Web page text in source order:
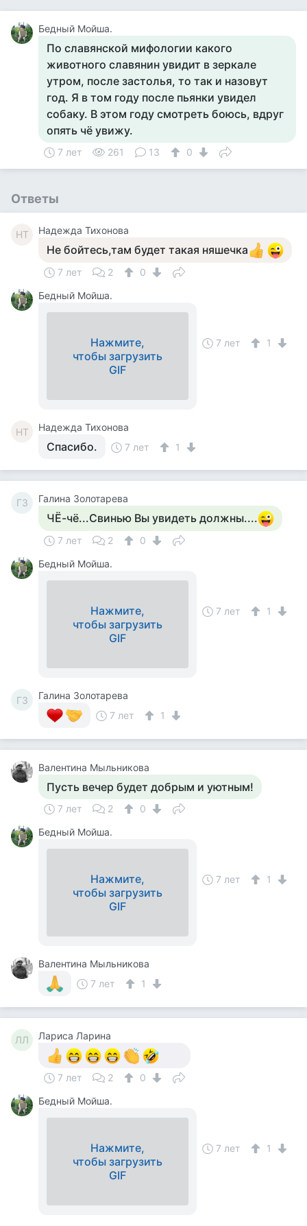
Бедный Мойша.
По славянской мифологии какого
животного славянин увидит в зеркале
утром, после застолья, то так и назовут
год. Я в том году после пьянки увидел
собаку. В этом году смотреть боюсь, вдруг
опять чё увижу.
7 лет 261 13 0
Ответы
НТ Надежда Тихонова
Не бойтесь,там будет такая няшечка
7 лет 2
0
Бедный Мойша.
Нажмите,
чтобы загрузить
GIF
7 лет 1
НТ Надежда Тихонова
Спасибо. 7 лет 1
ГЗ Галина Золотарева
ЧЁ-чё...Свинью Вы увидеть должны....
7 лет 2
0
Бедный Мойша.
Нажмите,
чтобы загрузить
GIF
7 лет 1
ГЗ
Галина Золотарева
7 лет
1
Валентина Мыльникова
Пусть вечер будет добрым и уютным!
7 лет 2
0
Бедный Мойша.
Нажмите,
чтобы загрузить
GIF
7 лет 1
Валентина Мыльникова
7 лет
1
ЛЛ Лариса Ларина
7 лет 2
0
Бедный Мойша.
Нажмите,
чтобы загрузить
GIF
7 лет 1